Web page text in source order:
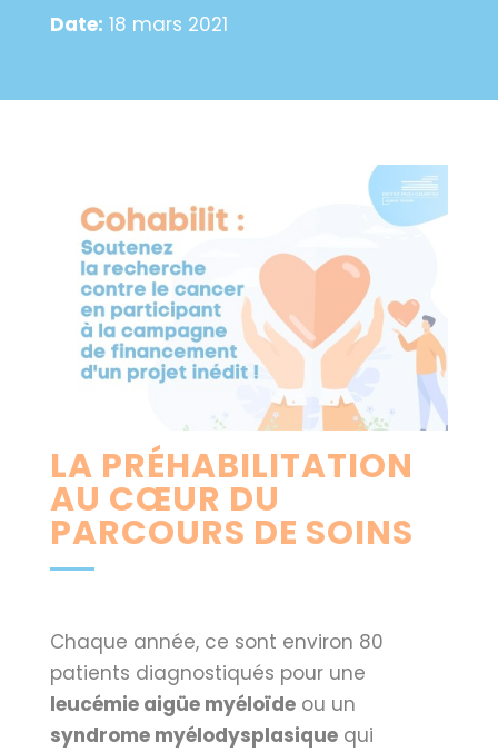
Date: 18 mars 2021
LA PRÉHABILITATION
AU CŒUR DU
PARCOURS DE SOINS
Chaque année, ce sont environ 80
patients diagnostiqués pour une
leucémie aigüe myéloïdeou un
syndrome myélodysplasiquequi